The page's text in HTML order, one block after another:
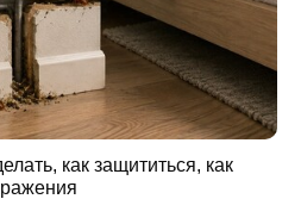
как защититься, как